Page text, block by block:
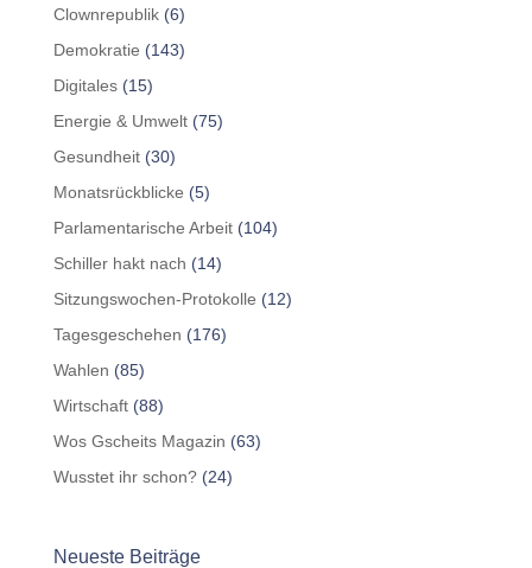
Clownrepublik(6)
Demokratie (143)
Digitales(15)
Energie & Umwelt(75)
Gesundheit(30)
Monatsrückblicke (5)
Parlamentarische Arbeit(104)
Schiller hakt nach (14)
Sitzungswochen-Protokolle (12)
Tagesgeschehen (176)
Wahlen (85)
Wirtschaft(88)
Wos Gscheits Magazin (63)
Wusstet ihr schon?(24)
Neueste Beiträge